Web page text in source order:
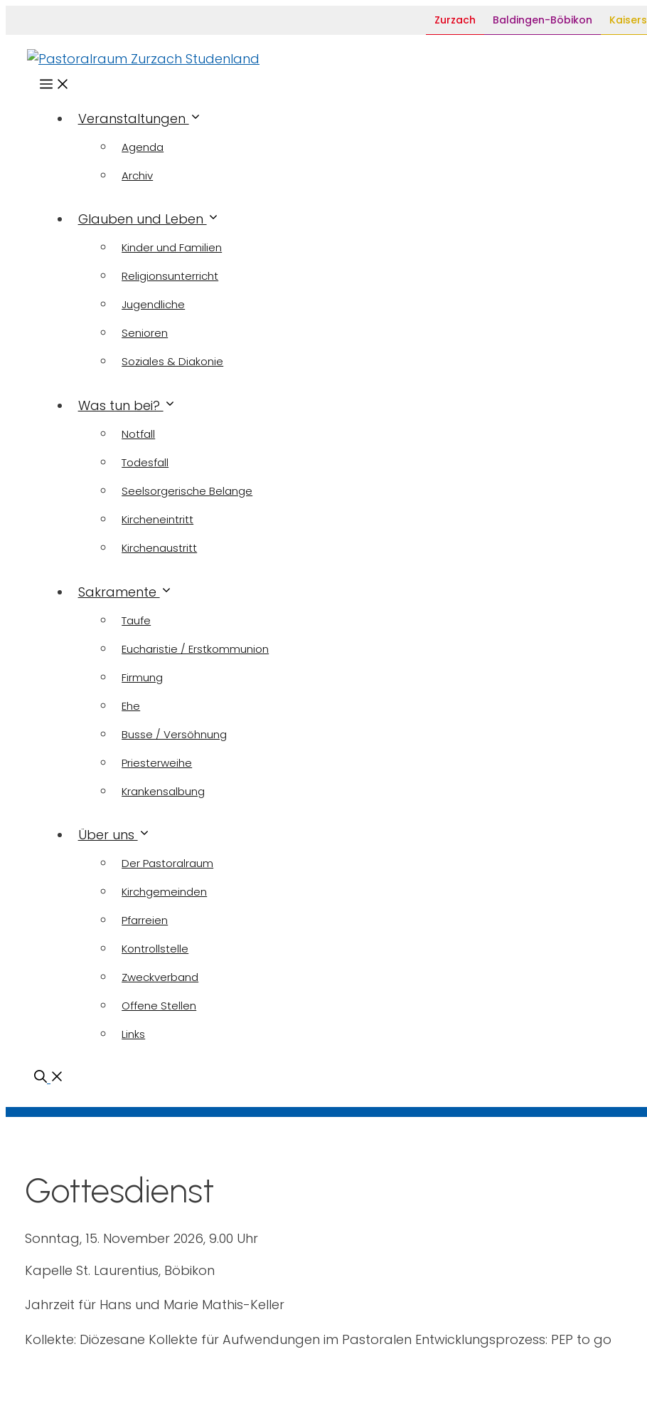
Zurzach Baldingen-Böbikon
MenüVeranstaltungen
Agenda
Archiv
Glauben und Leben
Kinder und Familien
Religionsunterricht
Jugendliche
Senioren
Soziales & Diakonie
Was tun bei?
Notfall
Todesfall
Seelsorgerische Belange
Kircheneintritt
Kirchenaustritt
Sakramente
Taufe
Eucharistie / Erstkommunion
Firmung
Ehe
Busse / Versöhnung
Priesterweihe
Krankensalbung
Über uns
Der Pastoralraum
Kirchgemeinden
Pfarreien
Kontrollstelle
Zweckverband
Offene Stellen
Links
Gottesdienst
Sonntag, 15. November 2026, 9.00 Uhr
Kapelle St. Laurentius, Böbikon
Jahrzeit für Hans und Marie Mathis-Keller
Kollekte: Diözesane Kollekte für Aufwendungen im Pastoralen Entwicklungsprozess: PEP to go